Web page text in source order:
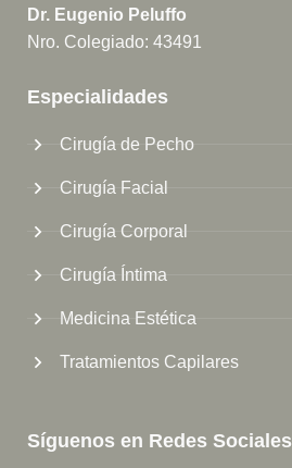
Dr. Eugenio Peluffo
Nro. Colegiado: 43491
Especialidades
Cirugía de Pecho
Cirugía Facial
Cirugía Corporal
Cirugía Íntima
Medicina Estética
Tratamientos Capilares
Síguenos en Redes Sociales